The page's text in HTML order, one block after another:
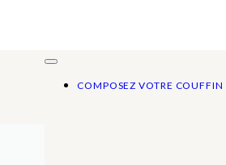
COMPOSEZ VOTRE COUFFIN